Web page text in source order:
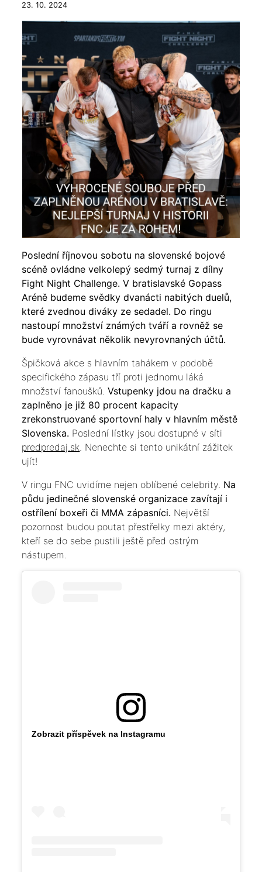
23. 10. 2024
Poslední říjnovou sobotu na slovenské bojové
scéně ovládne velkolepý sedmý turnaj z dílny
Fight Night Challenge. V bratislavské Gopass
Aréně budeme svědky dvanácti nabitých duelů,
které zvednou diváky ze sedadel. Do ringu
nastoupí množství známých tváří a rovněž se
bude vyrovnávat několik nevyrovnaných účtů.
Špičková akce s hlavním tahákem v podobě
specifického zápasu tří proti jednomu láká
množství fanoušků.Vstupenky jdou na dračku a
zaplněno je již 80 procent kapacity
zrekonstruované sportovní haly v hlavním městě
Slovenska. Poslední lístky jsou dostupné v síti
predpredaj.sk . Nenechte si tento unikátní zážitek
ujít!
V ringu FNC uvidíme nejen oblíbené celebrity. Na
půdu jedinečné slovenské organizace zavítají i
ostřílení boxeři či MMA zápasníci. Největší
pozornost budou poutat přestřelky mezi aktéry,
kteří se do sebe pustili ještě před ostrým
nástupem.
Zobrazit příspěvek na Instagramu